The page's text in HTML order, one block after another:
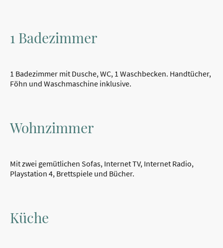
1 Badezimmer
1 Badezimmer mit Dusche, WC, 1 Waschbecken. Handtücher,
Föhn und Waschmaschine inklusive.
Wohnzimmer
Mit zwei gemütlichen Sofas, Internet TV, Internet Radio,
Playstation 4, Brettspiele und Bücher.
Küche